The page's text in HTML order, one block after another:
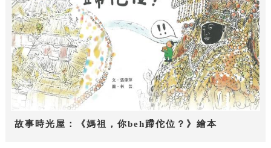
故事時光屋：《媽祖，你beh蹛佗位？》繪本